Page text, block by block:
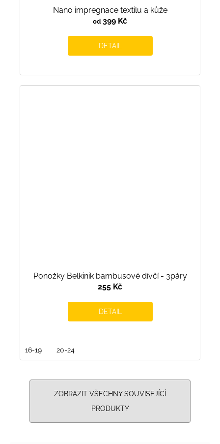
Nano impregnace textilu a kůže
od 399 Kč
DETAIL
Ponožky Belkinik bambusové dívčí - 3páry
255 Kč
DETAIL
16-19 20-24
ZOBRAZIT VŠECHNY SOUVISEJÍCÍ
PRODUKTY